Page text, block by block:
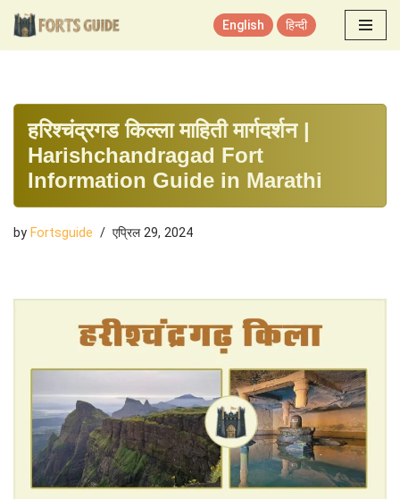
Skip
English हिन्दी
हरिश्चंद्रगड किल्ला माहिती मार्गदर्शन |
Harishchandragad Fort
Information Guide in Marathi
by Fortsguide एप्रिल 29, 2024